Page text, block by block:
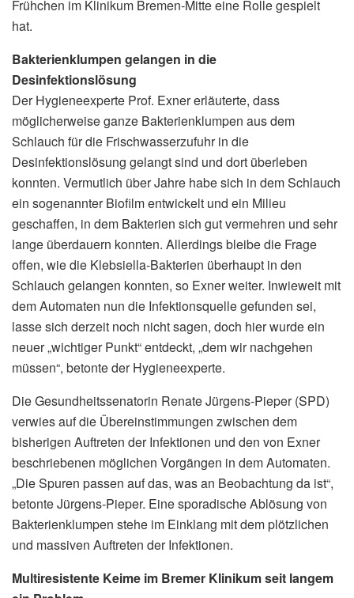
Frühchen im Klinikum Bremen-Mitte eine Rolle gespielt
hat.
Bakterienklumpen gelangen in die
Desinfektionslösung
Der Hygieneexperte Prof. Exner erläuterte, dass
möglicherweise ganze Bakterienklumpen aus dem
Schlauch für die Frischwasserzufuhr in die
Desinfektionslösung gelangt sind und dort überleben
konnten. Vermutlich über Jahre habe sich in dem Schlauch
ein sogenannter Biofilm entwickelt und ein Milieu
geschaffen, in dem Bakterien sich gut vermehren und sehr
lange überdauern konnten. Allerdings bleibe die Frage
offen, wie die Klebsiella-Bakterien überhaupt in den
Schlauch gelangen konnten, so Exner weiter. Inwieweit mit
dem Automaten nun die Infektionsquelle gefunden sei,
lasse sich derzeit noch nicht sagen, doch hier wurde ein
neuer „wichtiger Punkt“ entdeckt, „dem wir nachgehen
müssen“, betonte der Hygieneexperte.
Die Gesundheitssenatorin Renate Jürgens-Pieper (SPD)
verwies auf die Übereinstimmungen zwischen dem
bisherigen Auftreten der Infektionen und den von Exner
beschriebenen möglichen Vorgängen in dem Automaten.
„Die Spuren passen auf das, was an Beobachtung da ist“,
betonte Jürgens-Pieper. Eine sporadische Ablösung von
Bakterienklumpen stehe im Einklang mit dem plötzlichen
und massiven Auftreten der Infektionen.
Multiresistente Keime im Bremer Klinikum seit langem